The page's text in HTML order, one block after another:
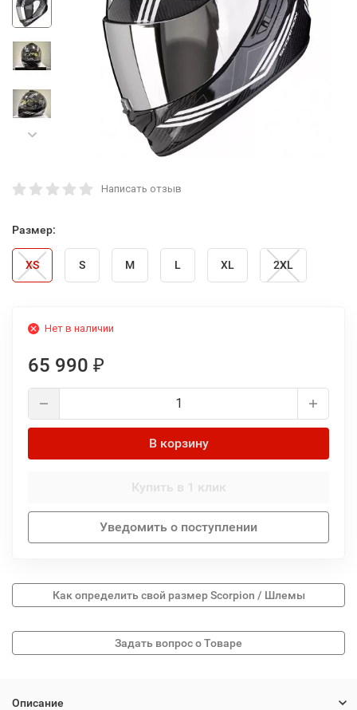
Написать отзыв
Размер:
XS S M L XL 2XL
Нет в наличии
65 990 ₽
В корзину
Купить в 1 клик
Уведомить о поступлении
Как определить свой размер Scorpion / Шлемы
Описание